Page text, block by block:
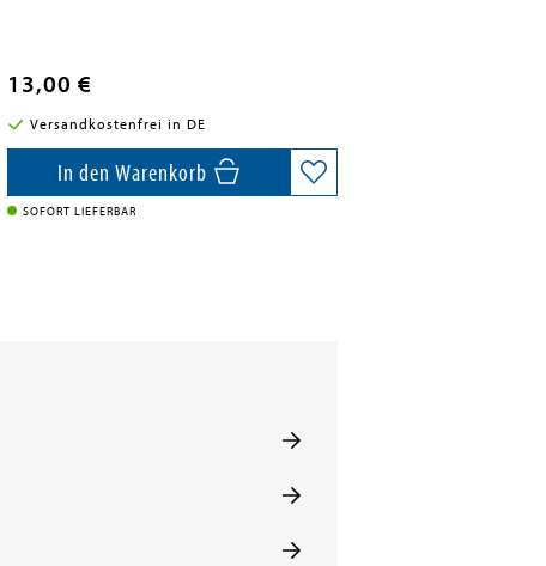
13,00 €
Versandkostenfrei in DE
In den Warenkorb
SOFORT LIEFERBAR